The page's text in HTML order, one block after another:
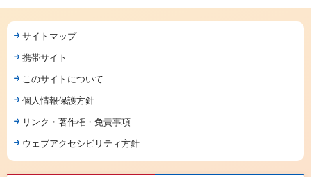
サイトマップ
携帯サイト
このサイトについて
個人情報保護方針
リンク・著作権・免責事項
ウェブアクセシビリティ方針